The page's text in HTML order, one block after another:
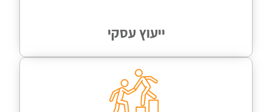
ייעוץ עסקי